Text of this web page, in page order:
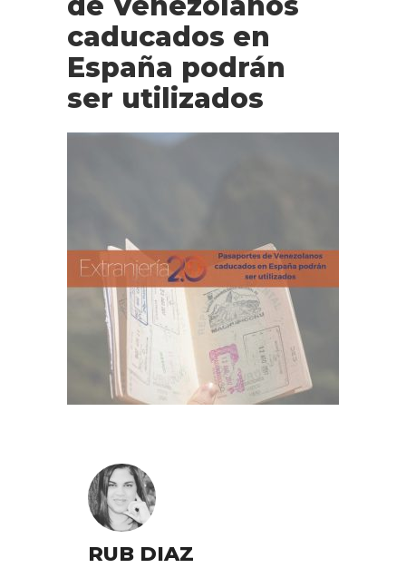
caducados en
España podrán
ser utilizados
RUB DIAZ